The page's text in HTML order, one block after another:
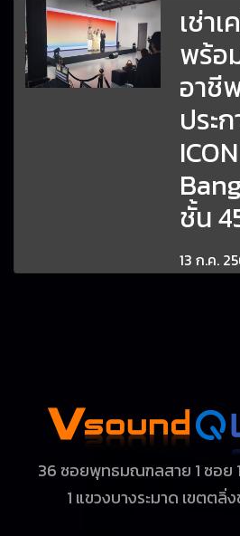
เช่า
พร้อ
อาชี
ประ
ชั้น
13 ก.ค.
36 ซอยพุทธมณฑลสาย 1 ซอ
1 แขวงบางระมาด เขตตลิ่